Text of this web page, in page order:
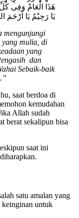
هَذَا الْعَامْ وَفِى
يَا رَحِيْمُ يَا اَرْحَمَ
mengunjungi
yang mulia, di
yang
dan
Sebaik-baik
saat berdoa di
kemudahan
Allah sudah
berat sekalipun bisa
saat ini
satu amalan yang
keinginan untuk